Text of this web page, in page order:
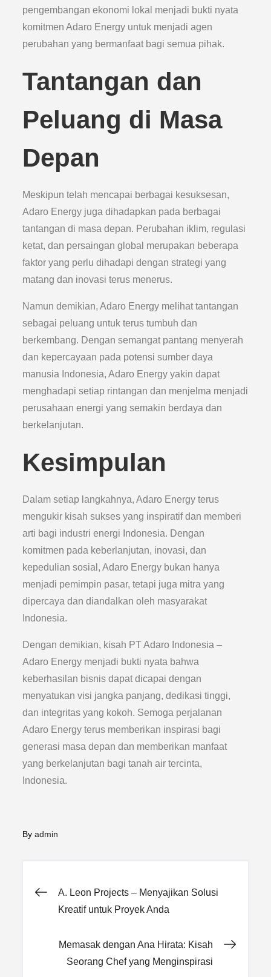
pengembangan ekonomi lokal menjadi bukti nyata
komitmen Adaro Energy untuk menjadi agen
perubahan yang bermanfaat bagi semua pihak.
Tantangan dan
Peluang di Masa
Depan
Meskipun telah mencapai berbagai kesuksesan,
Adaro Energy juga dihadapkan pada berbagai
tantangan di masa depan. Perubahan iklim, regulasi
ketat, dan persaingan global merupakan beberapa
faktor yang perlu dihadapi dengan strategi yang
matang dan inovasi terus menerus.
Namun demikian, Adaro Energy melihat tantangan
sebagai peluang untuk terus tumbuh dan
berkembang. Dengan semangat pantang menyerah
dan kepercayaan pada potensi sumber daya
manusia Indonesia, Adaro Energy yakin dapat
menghadapi setiap rintangan dan menjelma menjadi
perusahaan energi yang semakin berdaya dan
berkelanjutan.
Kesimpulan
Dalam setiap langkahnya, Adaro Energy terus
mengukir kisah sukses yang inspiratif dan memberi
arti bagi industri energi Indonesia. Dengan
komitmen pada keberlanjutan, inovasi, dan
kepedulian sosial, Adaro Energy bukan hanya
menjadi pemimpin pasar, tetapi juga mitra yang
dipercaya dan diandalkan oleh masyarakat
Indonesia.
Dengan demikian, kisah PT Adaro Indonesia –
Adaro Energy menjadi bukti nyata bahwa
keberhasilan bisnis dapat dicapai dengan
menyatukan visi jangka panjang, dedikasi tinggi,
dan integritas yang kokoh. Semoga perjalanan
Adaro Energy terus memberikan inspirasi bagi
generasi masa depan dan memberikan manfaat
yang berkelanjutan bagi tanah air tercinta,
Indonesia.
Byadmin
Post
A. Leon Projects – Menyajikan Solusi
Kreatif untuk Proyek Anda
Memasak dengan Ana Hirata: Kisah
Seorang Chef yang Menginspirasi